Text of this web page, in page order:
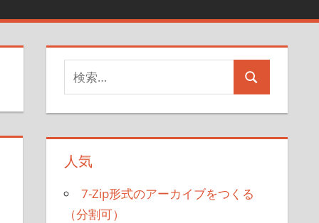
検
索
対
検
人気
7-Zip形式のアーカイブをつくる
（分割可）